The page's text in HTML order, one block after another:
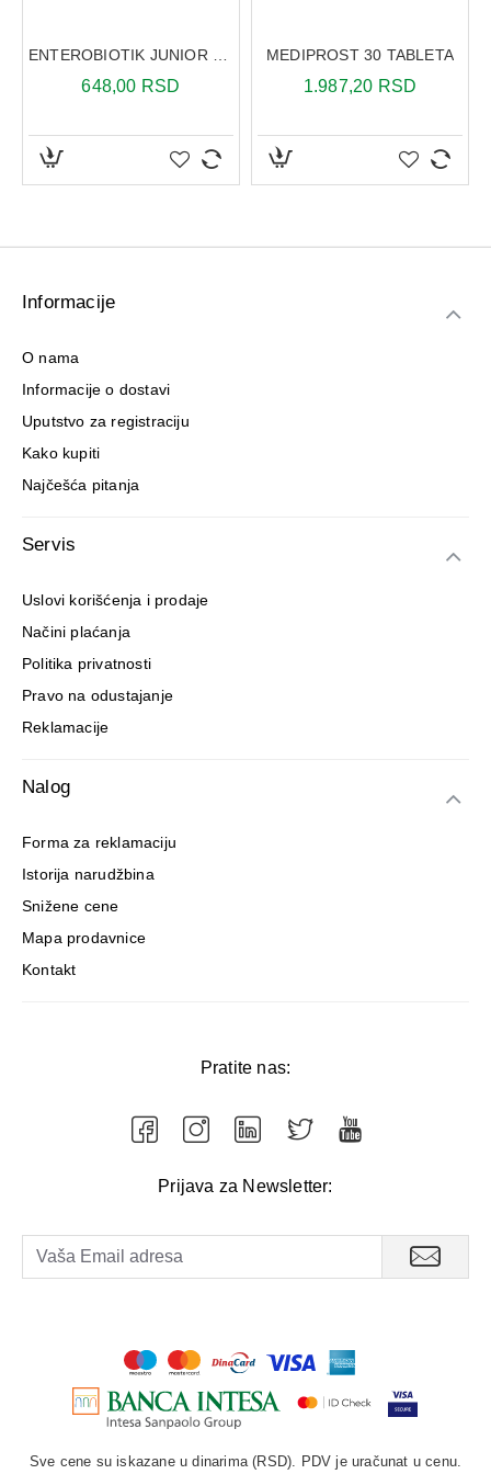
648,00 RSD
MEDIPROST 30 TABLETA
1.987,20 RSD
Informacije
O nama
Informacije o dostavi
Uputstvo za registraciju
Kako kupiti
Najčešća pitanja
Servis
Uslovi korišćenja i prodaje
Načini plaćanja
Politika privatnosti
Pravo na odustajanje
Reklamacije
Nalog
Forma za reklamaciju
Istorija narudžbina
Snižene cene
Mapa prodavnice
Kontakt
Pratite nas:
Prijava za Newsletter:
Sve cene su iskazane u dinarima (RSD). PDV je uračunat u cenu.